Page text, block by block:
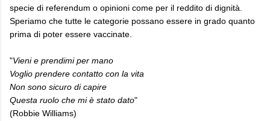
specie di referendum o opinioni come per il reddito di dignità.
Speriamo che tutte le categorie possano essere in grado quanto
prima di poter essere vaccinate.
"Vieni e prendimi per mano
Voglio prendere contatto con la vita
Non sono sicuro di capire
Questa ruolo che mi è stato dato"
(Robbie Williams)